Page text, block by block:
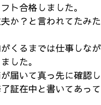
ト合格しました。
か？と言われてたみ
くるまでは仕事しな
した。
届いて真っ先に確認
証在中と書いてあっ